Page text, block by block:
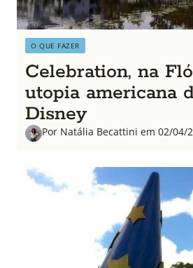
O QUE FAZER
Celebration, na
utopia americana
Disney
Por Natália Becattini em 02/04/